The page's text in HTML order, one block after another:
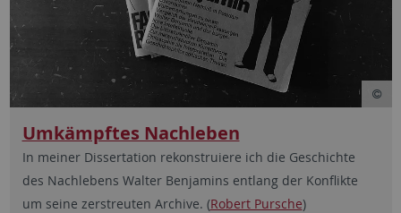
Umkämpftes Nachleben
In meiner Dissertation rekonstruiere ich die Geschichte
des Nachlebens Walter Benjamins entlang der Konflikte
um seine zerstreuten Archive. (Robert Pursche)